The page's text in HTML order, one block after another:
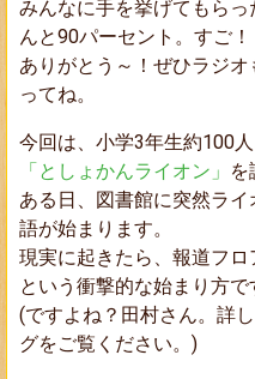
みんなに手を挙げてもら
んと90パーセント。すご！
ありがとう～！ぜひラジ
ってね。
今回は、小学3年生約100
「としょかんライオン」 を
ある日、図書館に突然ラ
語が始まります。
現実に起きたら、報道フ
という衝撃的な始まり方で
(ですよね？ 田村さん。詳
グをご覧ください。)